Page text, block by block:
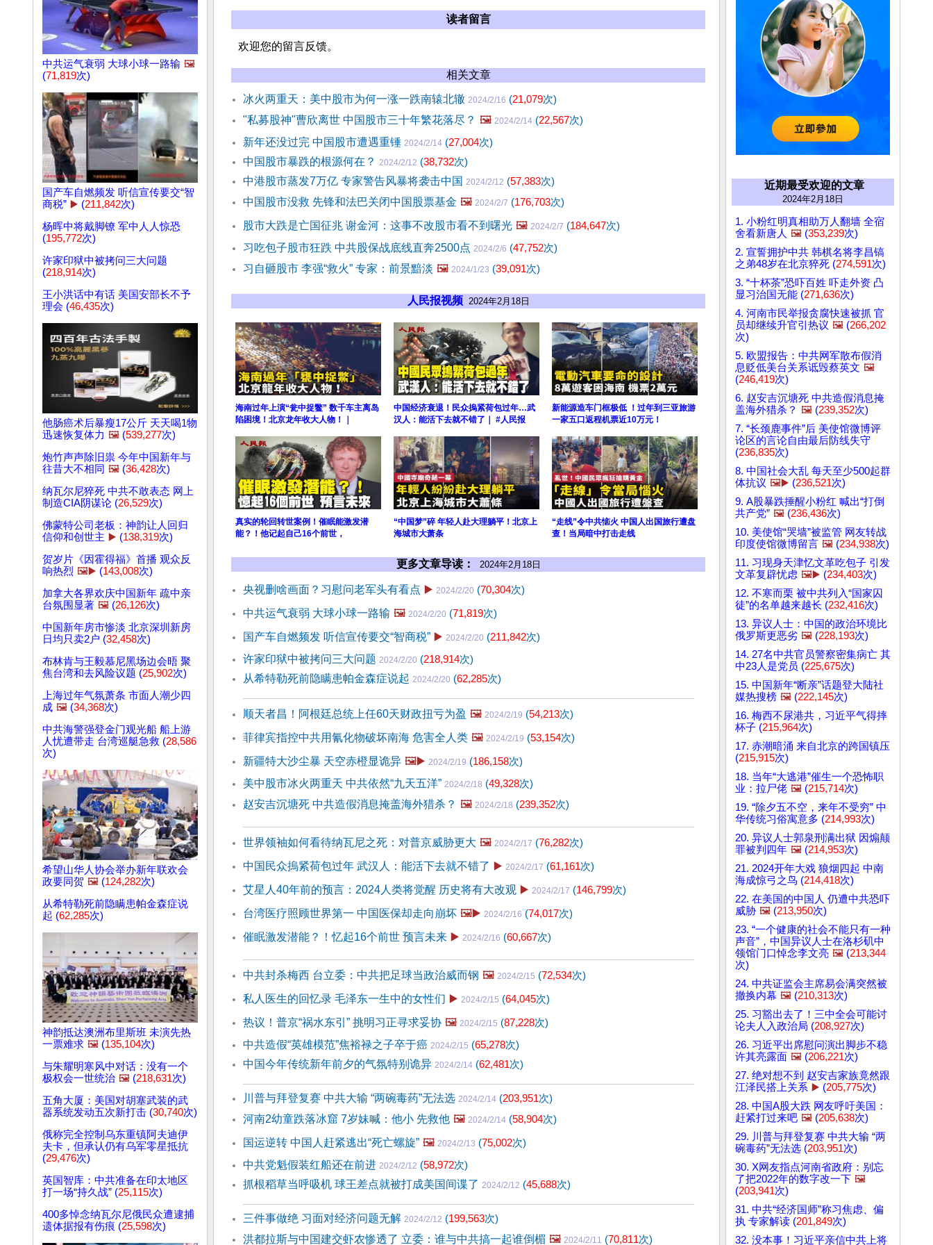
中共运气衰弱 大球小球一路输 🖼️
(71,819次)
国产车自燃频发 听信宣传要交“智
商税” ▶️ (211,842次)
杨晖中将戴脚镣 军中人人惊恐
(195,772次)
许家印狱中被拷问三大问题
(218,914次)
王小洪话中有话 美国安部长不予
理会 (46,435次)
他肠癌术后暴瘦17公斤 天天喝1物
迅速恢复体力 🖼️ (539,277次)
炮竹声声除旧祟 今年中国新年与
往昔大不相同 🖼️ (36,428次)
纳瓦尔尼猝死 中共不敢表态 网上
制造CIA阴谋论 (26,529次)
佛蒙特公司老板：神韵让人回归
信仰和创世主 ▶️ (138,319次)
贺岁片《因霍得福》首播 观众反
响热烈 🖼️▶️ (143,008次)
加拿大各界欢庆中国新年 疏中亲
台氛围显著 🖼️ (26,126次)
中国新年房市惨淡 北京深圳新房
日均只卖2户 (32,458次)
布林肯与王毅慕尼黑场边会晤 聚
焦台湾和去风险议题 (25,902次)
上海过年气氛萧条 市面人潮少四
成 🖼️ (34,368次)
中共海警强登金门观光船 船上游
人忧遭带走 台湾巡艇急救 (28,586
次)
希望山华人协会举办新年联欢会
政要同贺 🖼️ (124,282次)
从希特勒死前隐瞒患帕金森症说
起 (62,285次)
神韵抵达澳洲布里斯班 未演先热
一票难求 🖼️ (135,104次)
与朱耀明寒风中对话：没有一个
极权会一世统治 🖼️ (218,631次)
五角大厦：美国对胡塞武装的武
器系统发动五次新打击 (30,740次)
俄称完全控制乌东重镇阿夫迪伊
夫卡，但承认仍有乌军零星抵抗
(29,476次)
英国智库：中共准备在印太地区
打一场“持久战” (25,115次)
400多悼念纳瓦尔尼俄民众遭逮捕
遗体据报有伤痕 (25,598次)
读者留言
欢迎您的留言反馈。
相关文章
冰火两重天：美中股市为何一涨一跌南辕北辙 2024/2/16 (21,079次)
"私募股神"曹欣离世 中国股市三十年繁花落尽？ 🖼️ 2024/2/14 (22,567次)
新年还没过完 中国股市遭遇重锤 2024/2/14 (27,004次)
中国股市暴跌的根源何在？ 2024/2/12 (38,732次)
中港股市蒸发7万亿 专家警告风暴将袭击中国 2024/2/12 (57,383次)
中国股市没救 先锋和法巴关闭中国股票基金 🖼️ 2024/2/7 (176,703次)
股市大跌是亡国征兆 谢金河：这事不改股市看不到曙光 🖼️ 2024/2/7 (184,647次)
习吃包子股市狂跌 中共股保战底线直奔2500点 2024/2/6 (47,752次)
习自砸股市 李强“救火” 专家：前景黯淡 🖼️ 2024/1/23 (39,091次)
人民报视频 2024年2月18日
海南过年上演“瓮中捉鳖” 数千车主离岛
陷困境！北京龙年收大人物！｜
中国经济衰退！民众摀紧荷包过年…武
汉人：能活下去就不错了｜ #人民报
新能源造车门框极低 ！过年到三亚旅游
一家五口返程机票近10万元！
真实的轮回转世案例！催眠能激发潜
能？！他记起自己16个前世，
“中国梦”碎 年轻人赴大理躺平！北京上
海城市大萧条
“走线”令中共恼火 中国人出国旅行遭盘
查！当局暗中打击走线
更多文章导读： 2024年2月18日
央视删啥画面？习慰问老军头有看点 ▶️ 2024/2/20 (70,304次)
中共运气衰弱 大球小球一路输 🖼️ 2024/2/20 (71,819次)
国产车自燃频发 听信宣传要交“智商税” ▶️ 2024/2/20 (211,842次)
许家印狱中被拷问三大问题 2024/2/20 (218,914次)
从希特勒死前隐瞒患帕金森症说起 2024/2/20 (62,285次)
顺天者昌！阿根廷总统上任60天财政扭亏为盈 🖼️ 2024/2/19 (54,213次)
菲律宾指控中共用氰化物破坏南海 危害全人类 🖼️ 2024/2/19 (53,154次)
新疆特大沙尘暴 天空赤橙显诡异 🖼️▶️ 2024/2/19 (186,158次)
美中股市冰火两重天 中共依然“九天五洋” 2024/2/18 (49,328次)
赵安吉沉塘死 中共造假消息掩盖海外猎杀？ 🖼️ 2024/2/18 (239,352次)
世界领袖如何看待纳瓦尼之死：对普京威胁更大 🖼️ 2024/2/17 (76,282次)
中国民众摀紧荷包过年 武汉人：能活下去就不错了 ▶️ 2024/2/17 (61,161次)
艾星人40年前的预言：2024人类将觉醒 历史将有大改观 ▶️ 2024/2/17 (146,799次)
台湾医疗照顾世界第一 中国医保却走向崩坏 🖼️▶️ 2024/2/16 (74,017次)
催眠激发潜能？！忆起16个前世 预言未来 ▶️ 2024/2/16 (60,667次)
中共封杀梅西 台立委：中共把足球当政治威而钢 🖼️ 2024/2/15 (72,534次)
私人医生的回忆录 毛泽东一生中的女性们 ▶️ 2024/2/15 (64,045次)
热议！普京“祸水东引” 挑明习正寻求妥协 🖼️ 2024/2/15 (87,228次)
中共造假“英雄模范”焦裕禄之子卒于癌 2024/2/15 (65,278次)
中国今年传统新年前夕的气氛特别诡异 2024/2/14 (62,481次)
川普与拜登复赛 中共大输 “两碗毒药”无法选 2024/2/14 (203,951次)
河南2幼童跌落冰窟 7岁妹喊：他小 先救他 🖼️ 2024/2/14 (58,904次)
国运逆转 中国人赶紧逃出“死亡螺旋” 🖼️ 2024/2/13 (75,002次)
中共党魁假装红船还在前进 2024/2/12 (58,972次)
抓根稻草当呼吸机 球王差点就被打成美国间谍了 2024/2/12 (45,688次)
三件事做绝 习面对经济问题无解 2024/2/12 (199,563次)
洪都拉斯与中国建交虾农惨透了 立委：谁与中共搞一起谁倒楣 🖼️ 2024/2/11 (70,811次)
近期最受欢迎的文章
2024年2月18日
1. 小粉红明真相助万人翻墙 全宿
舍看新唐人 🖼️ (353,239次)
2. 宣誓拥护中共 韩棋名将李昌镐
之弟48岁在北京猝死 (274,591次)
3. “十杯茶”恐吓百姓 吓走外资 凸
显习治国无能 (271,636次)
4. 河南市民举报贪腐快速被抓 官
员却继续升官引热议 🖼️ (266,202
次)
5. 欧盟报告：中共网军散布假消
息贬低美台关系诋毁蔡英文 🖼️
(246,419次)
6. 赵安吉沉塘死 中共造假消息掩
盖海外猎杀？ 🖼️ (239,352次)
7. “长颈鹿事件”后 美使馆微博评
论区的言论自由最后防线失守
(236,835次)
8. 中国社会大乱 每天至少500起群
体抗议 🖼️▶️ (236,521次)
9. A股暴跌捶醒小粉红 喊出“打倒
共产党” 🖼️ (236,436次)
10. 美使馆“哭墙”被监管 网友转战
印度使馆微博留言 🖼️ (234,938次)
11. 习现身天津忆文革吃包子 引发
文革复辟忧虑 🖼️▶️ (234,403次)
12. 不寒而栗 被中共列入“国家囚
徒”的名单越来越长 (232,416次)
13. 异议人士：中国的政治环境比
俄罗斯更恶劣 🖼️ (228,193次)
14. 27名中共官员警察密集病亡 其
中23人是党员 (225,675次)
15. 中国新年“断亲”话题登大陆社
媒热搜榜 🖼️ (222,145次)
16. 梅西不尿港共，习近平气得摔
杯子 (215,964次)
17. 赤潮暗涌 来自北京的跨国镇压
(215,915次)
18. 当年“大逃港”催生一个恐怖职
业：拉尸佬 🖼️ (215,714次)
19. “除夕五不空，来年不受穷” 中
华传统习俗寓意多 (214,993次)
20. 异议人士郭泉刑满出狱 因煽颠
罪被判四年 🖼️ (214,953次)
21. 2024开年大戏 狼烟四起 中南
海成惊弓之鸟 (214,418次)
22. 在美国的中国人 仍遭中共恐吓
威胁 🖼️ (213,950次)
23. “一个健康的社会不能只有一种
声音”，中国异议人士在洛杉矶中
领馆门口悼念李文亮 🖼️ (213,344
次)
24. 中共证监会主席易会满突然被
撤换内幕 🖼️ (210,313次)
25. 习豁出去了！三中全会可能讨
论夫人入政治局 (208,927次)
26. 习近平出席慰问演出脚步不稳
许其亮露面 🖼️ (206,221次)
27. 绝对想不到 赵安吉家族竟然跟
江泽民搭上关系 ▶️ (205,775次)
28. 中国A股大跌 网友呼吁美国：
赶紧打过来吧 🖼️ (205,638次)
29. 川普与拜登复赛 中共大输 “两
碗毒药”无法选 (203,951次)
30. X网友指点河南省政府：别忘
了把2022年的数字改一下 🖼️
(203,941次)
31. 中共“经济国师”称习焦虑、偏
执 专家解读 (201,849次)
32. 没本事！习近平亲信中共上将